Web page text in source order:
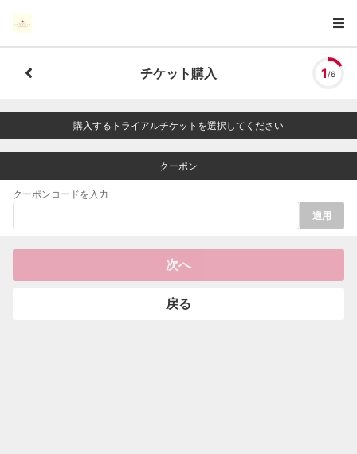
チケット購入 1 /6
購入するトライアルチケットを選択してください
クーポン
クーポンコードを入力
適用
次へ
戻る